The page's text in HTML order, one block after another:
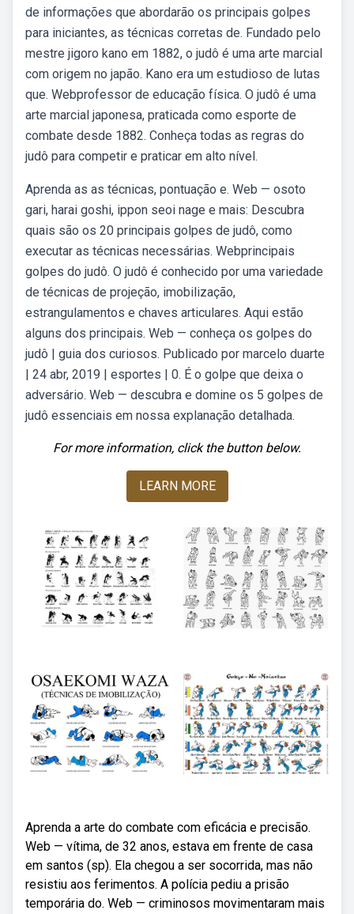
de informações que abordarão os principais golpes
para iniciantes, as técnicas corretas de. Fundado pelo
mestre jigoro kano em 1882, o judô é uma arte marcial
com origem no japão. Kano era um estudioso de lutas
que. Webprofessor de educação física. O judô é uma
arte marcial japonesa, praticada como esporte de
combate desde 1882. Conheça todas as regras do
judô para competir e praticar em alto nível.
Aprenda as as técnicas, pontuação e. Web — osoto
gari, harai goshi, ippon seoi nage e mais: Descubra
quais são os 20 principais golpes de judô, como
executar as técnicas necessárias. Webprincipais
golpes do judô. O judô é conhecido por uma variedade
de técnicas de projeção, imobilização,
estrangulamentos e chaves articulares. Aqui estão
alguns dos principais. Web — conheça os golpes do
judô | guia dos curiosos. Publicado por marcelo duarte
| 24 abr, 2019 | esportes | 0. É o golpe que deixa o
adversário. Web — descubra e domine os 5 golpes de
judô essenciais em nossa explanação detalhada.
For more information, click the button below.
LEARN MORE
Aprenda a arte do combate com eficácia e precisão.
Web — vítima, de 32 anos, estava em frente de casa
em santos (sp). Ela chegou a ser socorrida, mas não
resistiu aos ferimentos. A polícia pediu a prisão
temporária do. Web — criminosos movimentaram mais